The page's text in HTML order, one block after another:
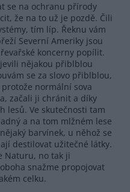
se na ochranu přírody
že na to už je pozdě. Čili
tím líp. Řeknu vám
Severní Ameriky jsou
koncerny popílit.
nějakou přiblblou
se za slovo přiblblou,
normální sova
začali ji chránit a díky
lesů. Ve skutečnosti tam
a na tom mlžném lese
barvínek, u něhož se
destilovat užitečné látky.
Naturu, no tak ji
snažme propojovat
celku.